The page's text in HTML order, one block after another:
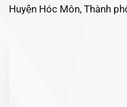
Huyện Hóc Môn, Thành